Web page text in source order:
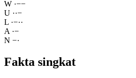
W ·−−
U ··−
L ·−··
A ·−
N −·
Fakta singkat